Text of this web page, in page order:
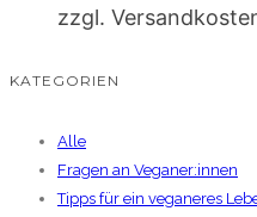
zzgl.
KATEGORIEN
Alle
Fragen an Veganer:innen
Tipps für ein veganeres